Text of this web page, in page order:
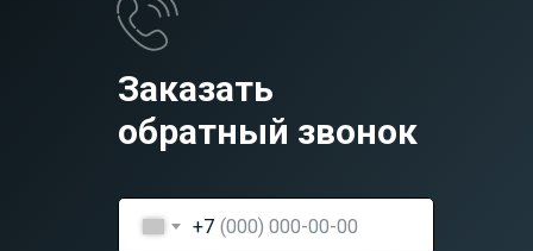
Заказать
обратный звонок
+7